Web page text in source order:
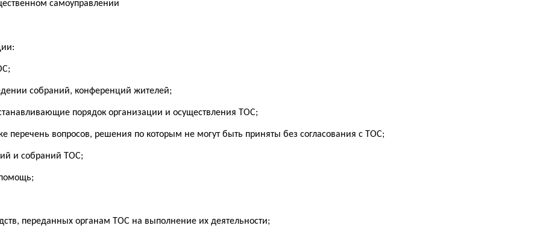
самоуправлении
собраний, конференций жителей;
порядок организации и осуществления ТОС;
перечень вопросов, решения по которым не могут быть приняты без согласования с ТОС;
и собраний ТОС;
переданных органам ТОС на выполнение их деятельности;